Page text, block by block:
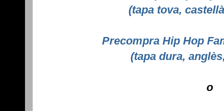
(tapa tova,
Precompra Hip Hop
(tapa dura,
o